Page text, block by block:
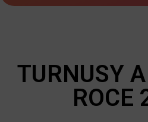
TURNUSY
ROCE